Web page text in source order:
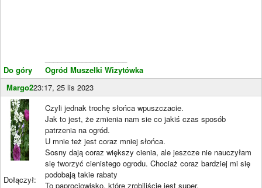
Do góry
Ogród Muszelki Wizytówka
Margo223:17, 25 lis 2023
Dołączył:
Czyli jednak trochę słońca wpuszczacie.
Jak to jest, że zmienia nam sie co jakiś czas sposób
patrzenia na ogród.
U mnie też jest coraz mniej słońca.
Sosny dają coraz większy cienia, ale jeszcze nie nauczyłam
się tworzyć cienistego ogrodu. Chociaż coraz bardziej mi się
podobają takie rabaty
To paprociowisko, które zrobiliście jest super.